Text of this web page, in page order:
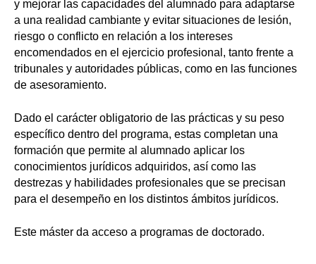
y mejorar las capacidades del alumnado para adaptarse
a una realidad cambiante y evitar situaciones de lesión,
riesgo o conflicto en relación a los intereses
encomendados en el ejercicio profesional, tanto frente a
tribunales y autoridades públicas, como en las funciones
de asesoramiento.
Dado el carácter obligatorio de las prácticas y su peso
específico dentro del programa, estas completan una
formación que permite al alumnado aplicar los
conocimientos jurídicos adquiridos, así como las
destrezas y habilidades profesionales que se precisan
para el desempeño en los distintos ámbitos jurídicos.
Este máster da acceso a programas de doctorado.